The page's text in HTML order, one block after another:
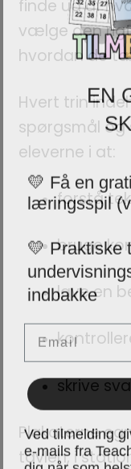
finde ud af
vælge den
hvordan de
Hvert trin
spørgsmål
eleverne i at:
forstå
bruge
lave en
skrive
Plakaterne
tavlen, i
EN
💛 Få en
læringsspil
💛 Praktiske
indbakke
Ved tilmelding
e-mails fra
dig når som